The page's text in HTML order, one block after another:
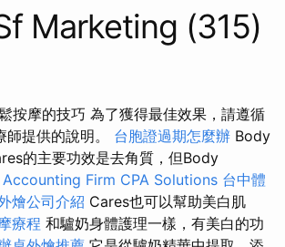
Marketing (315)
按摩的技巧 為了獲得最佳效果，請遵循
提供的說明。 台胞證過期怎麼辦 Body
的主要功效是去角質，但Body
Firm CPA Solutions 台中體
燴公司介紹 Cares也可以幫助美白肌
療程 和驢奶身體護理一樣，有美白的功